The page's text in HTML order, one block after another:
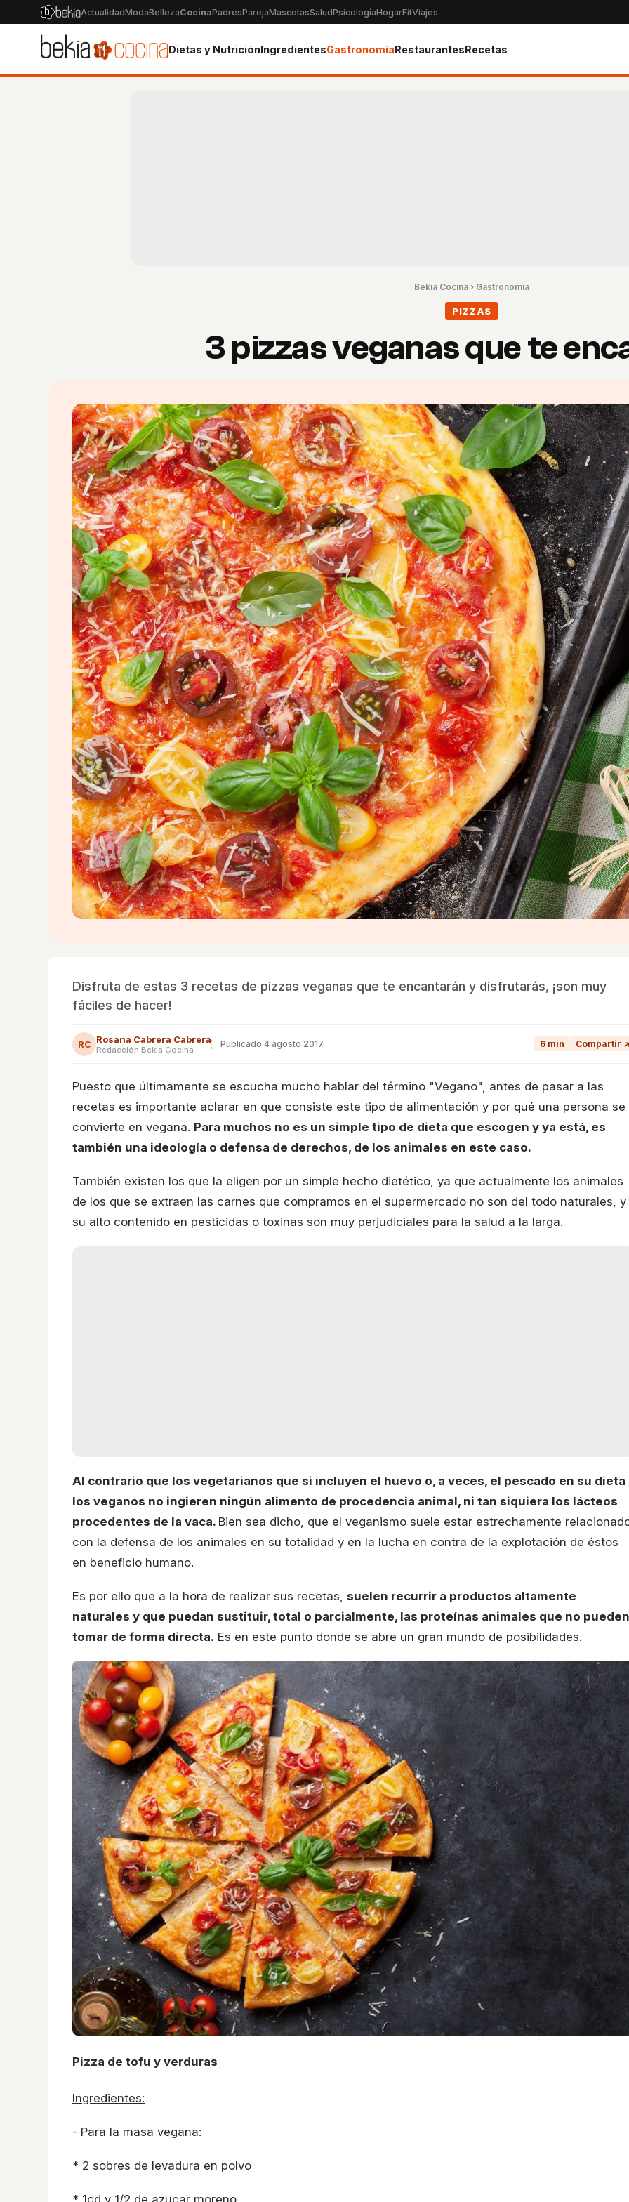
ActualidadModaBellezaCocinaPadresParejaMascotasSaludPsicologíaHogarFitViajes
Dietas y NutriciónIngredientesGastronomíaRestaurantesRecetas
Bekia Cocina › Gastronomía
PIZZAS
3 pizzas veganas que te
Disfruta de estas 3 recetas de pizzas veganas que te encantarán y disfrutarás, ¡son muy
fáciles de hacer!
RC Rosana Cabrera Cabrera
Redacción Bekia Cocina
Publicado 4 agosto 2017 6 min Compartir ↗
Puesto que últimamente se escucha mucho hablar del término "Vegano", antes de pasar a las
recetas es importante aclarar en que consiste este tipo de alimentación y por qué una persona se
convierte en vegana. Para muchos no es un simple tipo de dieta que escogen y ya está, es
también una ideología o defensa de derechos, de los animales en este caso.
También existen los que la eligen por un simple hecho dietético, ya que actualmente los animales
de los que se extraen las carnes que compramos en el supermercado no son del todo naturales, y
su alto contenido en pesticidas o toxinas son muy perjudiciales para la salud a la larga.
Al contrario que los vegetarianos que si incluyen el huevo o, a veces, el pescado en su dieta
los veganos no ingieren ningún alimento de procedencia animal, ni tan siquiera los lácteos
procedentes de la vaca. Bien sea dicho, que el veganismo suele estar estrechamente
con la defensa de los animales en su totalidad y en la lucha en contra de la explotación de éstos
en beneficio humano.
Es por ello que a la hora de realizar sus recetas, suelen recurrir a productos altamente
naturales y que puedan sustituir, total o parcialmente, las proteínas animales que no pueden
tomar de forma directa. Es en este punto donde se abre un gran mundo de posibilidades.
Pizza de tofu y verduras
Ingredientes:
- Para la masa vegana:
* 2 sobres de levadura en polvo
* 1cd y 1/2 de azucar moreno